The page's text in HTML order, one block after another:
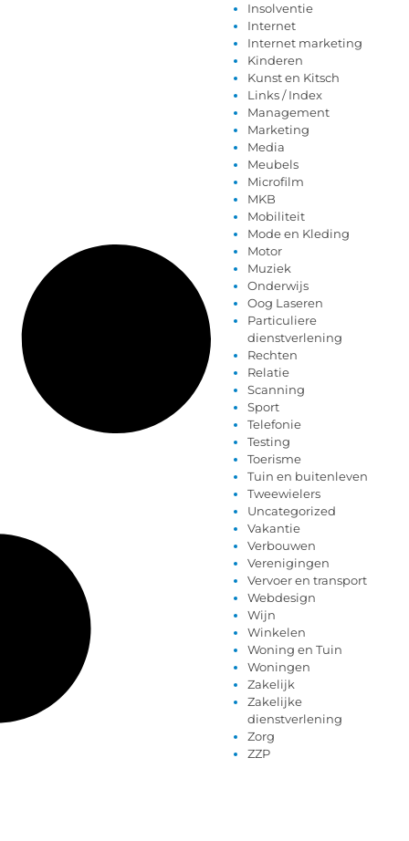
Insolventie
Internet
Internet marketing
Kinderen
Kunst en Kitsch
Links / Index
Management
Marketing
Media
Meubels
Microfilm
MKB
Mobiliteit
Mode en Kleding
Motor
Muziek
Onderwijs
Oog Laseren
Particuliere
dienstverlening
Rechten
Relatie
Scanning
Sport
Telefonie
Testing
Toerisme
Tuin en buitenleven
Tweewielers
Uncategorized
Vakantie
Verbouwen
Verenigingen
Vervoer en transport
Webdesign
Wijn
Winkelen
Woning en Tuin
Woningen
Zakelijk
Zakelijke
dienstverlening
Zorg
ZZP